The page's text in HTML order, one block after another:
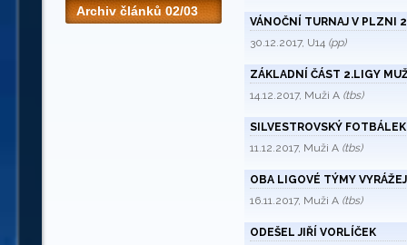
Archiv článků 02/03
VÁNOČNÍ TURNAJ V PLZNI
30.12.2017, U14 (pp)
ZÁKLADNÍ ČÁST 2.LIGY
14.12.2017, Muži A (tbs)
SILVESTROVSKÝ FOTBÁLEK
11.12.2017, Muži A (tbs)
OBA LIGOVÉ TÝMY
16.11.2017, Muži A (tbs)
ODEŠEL JIŘÍ VORLÍČEK